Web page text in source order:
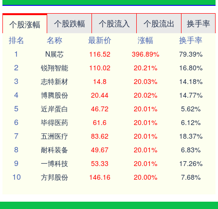
个股涨幅 个股跌幅 个股流入 个股流出
换手率
排名
名称 最新价 涨幅
换手率
1
N展芯 116.52 396.89% 79.39%
2 锐翔智能 110.02 20.21% 16.80%
3 志特新材 14.8 20.03% 14.18%
4 博腾股份 20.44 20.02% 14.77%
5 近岸蛋白 46.72 20.01% 5.62%
6 毕得医药 61.6 20.01% 6.12%
7 五洲医疗 83.62 20.01% 18.37%
8 耐科装备 49.67 20.01% 6.83%
9 一博科技 53.33 20.01% 17.26%
10 方邦股份 146.16 20.00% 7.68%